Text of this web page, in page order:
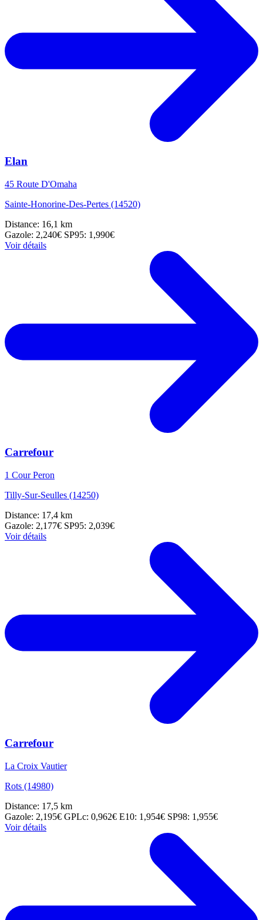
Elan
45 Route D'Omaha
Sainte-Honorine-Des-Pertes (14520)
Distance: 16,1 km
Gazole: 2,240€ SP95: 1,990€
Voir détails
Carrefour
1 Cour Peron
Tilly-Sur-Seulles (14250)
Distance: 17,4 km
Gazole: 2,177€ SP95: 2,039€
Voir détails
Carrefour
La Croix Vautier
Rots (14980)
Distance: 17,5 km
Gazole: 2,195€ GPLc: 0,962€ E10: 1,954€ SP98: 1,955€
Voir détails